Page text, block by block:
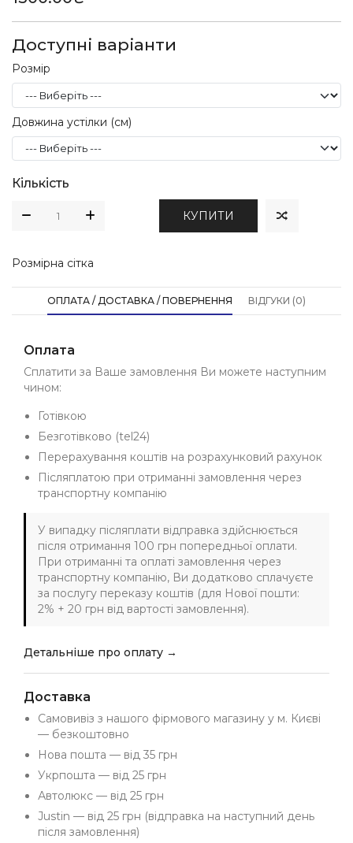
Доступні варіанти
Розмір
Довжина устілки (см)
Кількість
КУПИТИ
Розмірна сітка
ОПЛАТА / ДОСТАВКА / ПОВЕРНЕННЯ ВІДГУКИ (0)
Оплата
Сплатити за Ваше замовлення Ви можете наступним
чином:
Готівкою
Безготівково (tel24)
Перерахування коштів на розрахунковий рахунок
Післяплатою при отриманні замовлення через
транспортну компанію
У випадку післяплати відправка здійснюється
після отримання 100 грн попередньої оплати.
При отриманні та оплаті замовлення через
транспортну компанію, Ви додатково сплачуєте
за послугу переказу коштів (для Нової пошти:
2% + 20 грн від вартості замовлення).
Детальніше про оплату →
Доставка
Самовивіз з нашого фірмового магазину у м. Києві
— безкоштовно
Нова пошта — від 35 грн
Укрпошта — від 25 грн
Автолюкс — від 25 грн
Justin — від 25 грн (відправка на наступний день
після замовлення)